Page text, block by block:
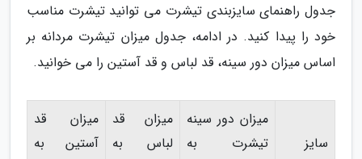
جدول راهنمای سایزبندی تیشرت می توانید تیشرت مناسب
خود را پیدا کنید. در ادامه، جدول میزان تیشرت مردانه بر
اساس میزان دور سینه، قد لباس و قد آستین را می خوانید.
سایز
میزان دور سینه
تیشرت به
میزان قد
لباس به
میزان قد
آستین به